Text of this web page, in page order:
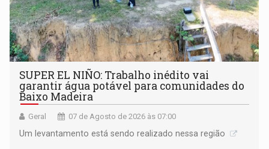
SUPER EL NIÑO: Trabalho inédito vai
garantir água potável para comunidades do
Baixo Madeira
Geral 07 de Agosto de 2026 às 07:00
Um levantamento está sendo realizado nessa região